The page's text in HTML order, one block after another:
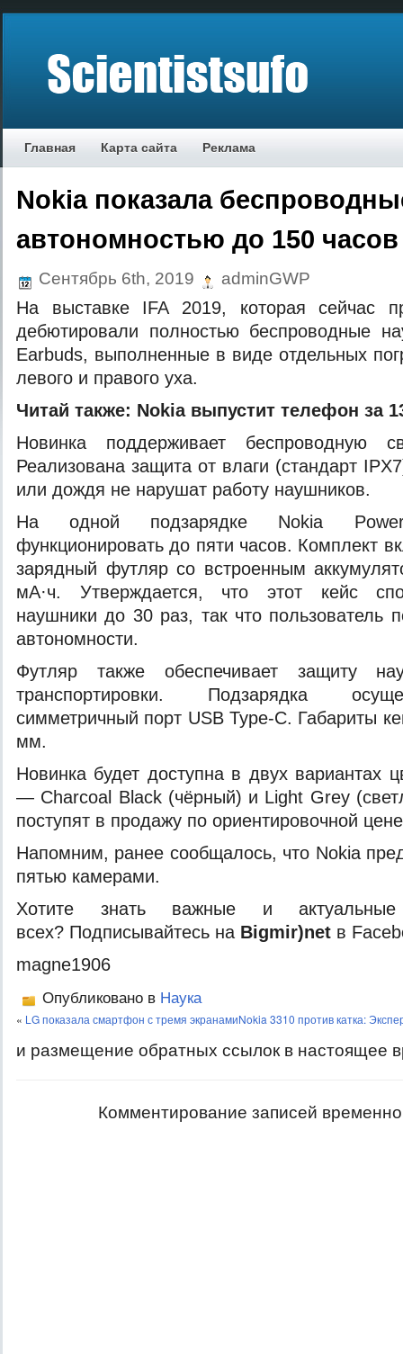
Главная Карта сайта Реклама
Nokia показала
автономностью до 150 часов
Сентябрь 6th, 2019 adminGWP
На выставке IFA 2019, которая сейчас
дебютировали полностью беспроводные
Earbuds, выполненные в виде отдельных
левого и правого уха.
Читай также: Nokia выпустит телефон за
Новинка поддерживает беспроводную
Реализована защита от влаги (стандарт
или дождя не нарушат работу наушников.
На одной подзарядке Nokia
функционировать до пяти часов. Комплект
зарядный футляр со встроенным
мА·ч. Утверждается, что этот кейс
наушники до 30 раз, так что пользователь
автономности.
Футляр также обеспечивает защиту
транспортировки. Подзарядка
симметричный порт USB Type-C. Габариты
мм.
Новинка будет доступна в двух вариантах
— Charcoal Black (чёрный) и Light Grey
поступят в продажу по ориентировочной
Напомним, ранее сообщалось, что Nokia
пятью камерами.
Хотите знать важные и
всех? Подписывайтесь на Bigmir)net в
magne1906
Опубликовано в Наука
« LG показала смартфон с тремя экранамиNokia 3310 против катка:
и размещение обратных ссылок в настоящее
Комментирование записей